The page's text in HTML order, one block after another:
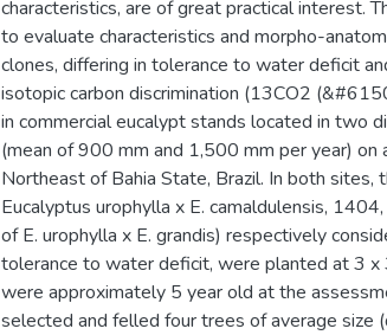
characteristics, are of great practical interest.
to evaluate characteristics and morpho-
clones, differing in tolerance to water deficit
isotopic carbon discrimination (13CO2
in commercial eucalypt stands located in two
(mean of 900 mm and 1,500 mm per year) on
Northeast of Bahia State, Brazil. In both sites,
Eucalyptus urophylla x E. camaldulensis,
of E. urophylla x E. grandis) respectively
tolerance to water deficit, were planted at 3 x
were approximately 5 year old at the
selected and felled four trees of average size